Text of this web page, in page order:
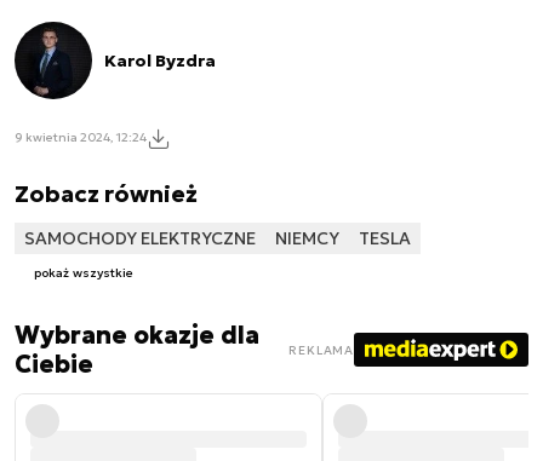
Karol Byzdra
9 kwietnia 2024, 12:24
Zobacz również
SAMOCHODY ELEKTRYCZNE NIEMCY TESLA
pokaż wszystkie
Wybrane okazje dla
Ciebie
REKLAMA